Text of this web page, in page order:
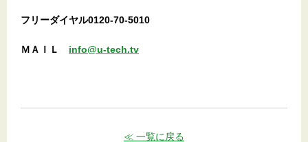
フリーダイヤル0120-70-5010
ＭＡＩＬ info@u-tech.tv
≪ 一覧に戻る